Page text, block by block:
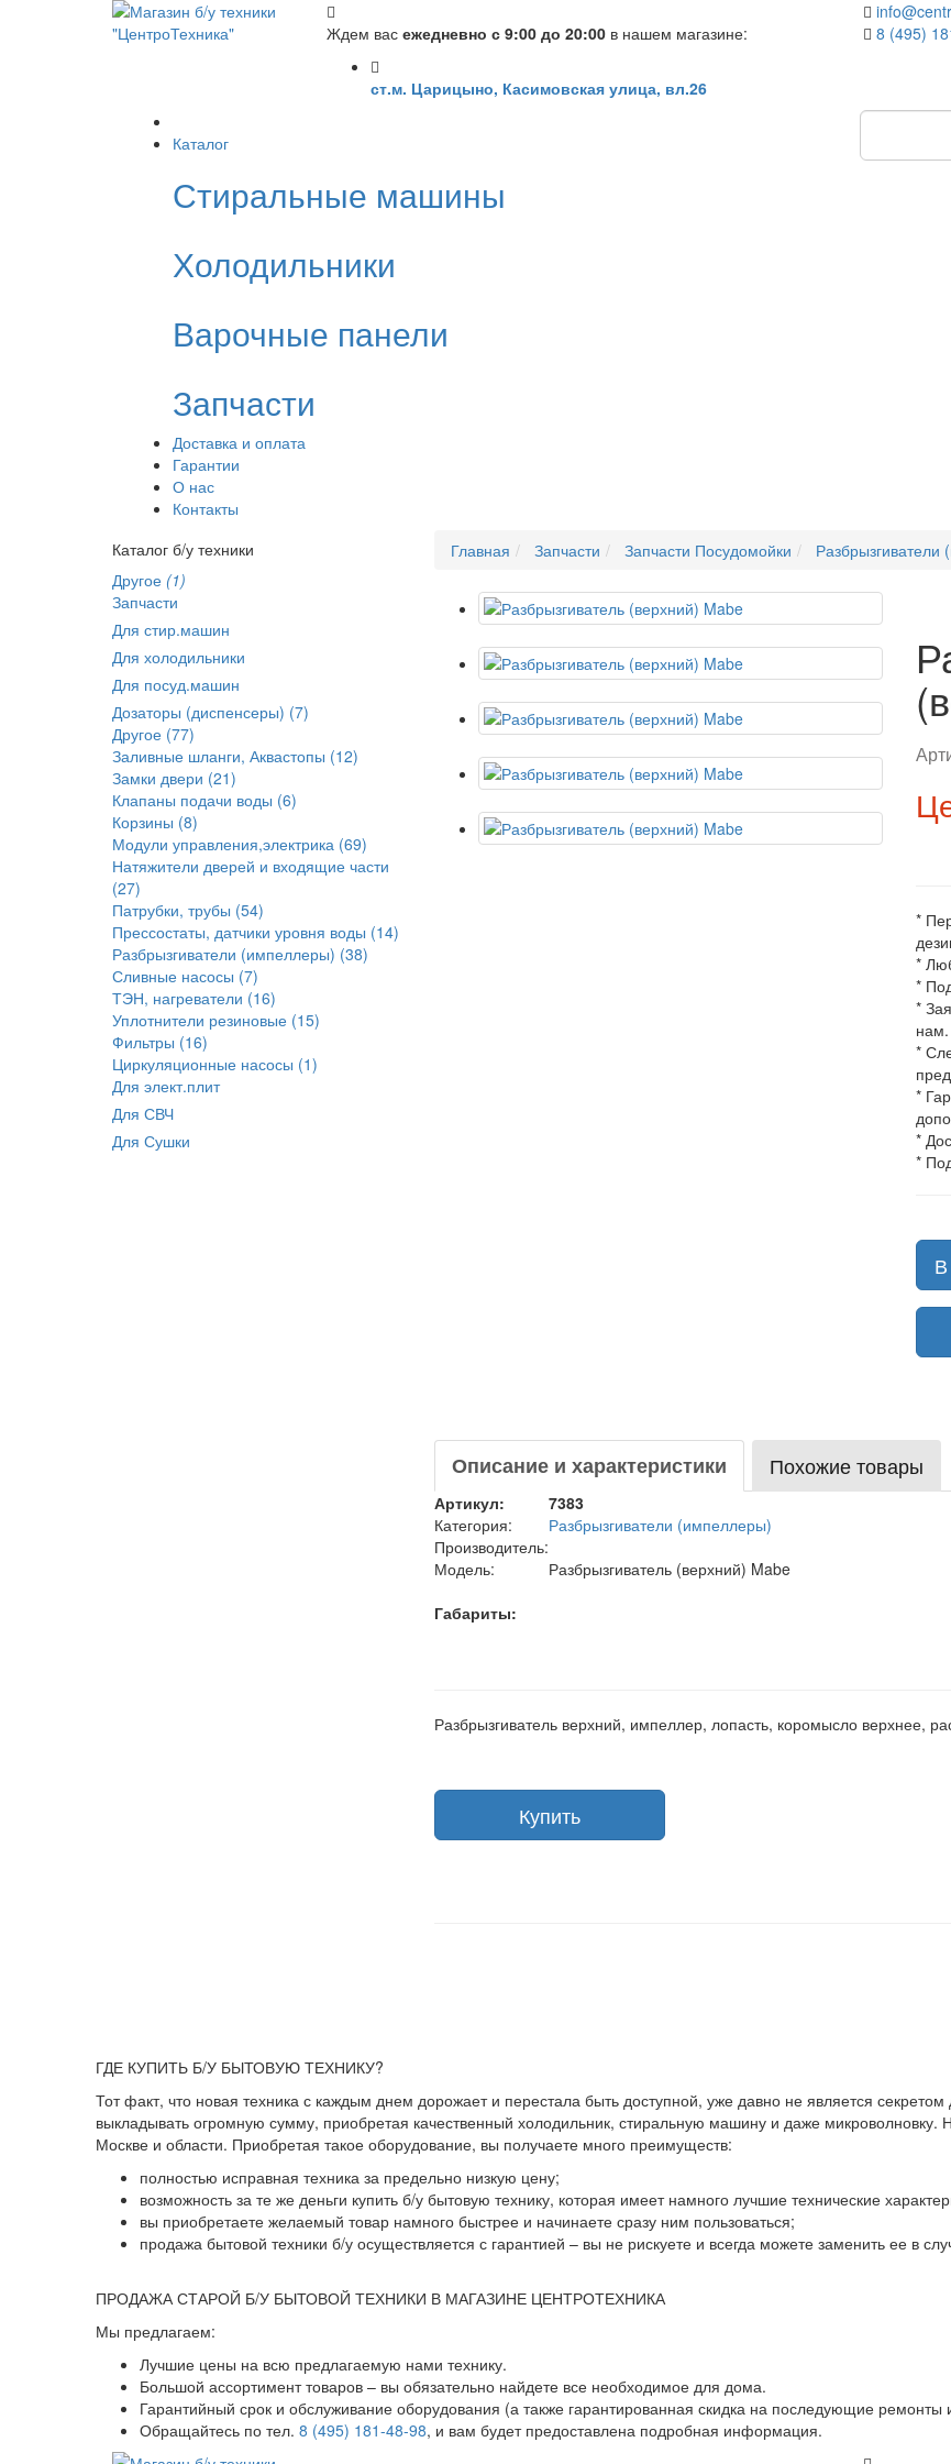
Ждем вас ежедневно с 9:00 до 20:00 в нашем магазине:
ст.м. Царицыно, Касимовская улица, вл.26
8 (495)
Каталог
Стиральные машины
Холодильники
Варочные панели
Запчасти
Доставка и оплата
Гарантии
О нас
Контакты
Каталог б/у техники
Другое (1)
Запчасти
Для стир.машин
Для холодильники
Для посуд.машин
Дозаторы (диспенсеры) (7)
Другое (77)
Заливные шланги, Аквастопы (12)
Замки двери (21)
Клапаны подачи воды (6)
Корзины (8)
Модули управления,электрика (69)
Натяжители дверей и входящие части
(27)
Патрубки, трубы (54)
Прессостаты, датчики уровня воды (14)
Разбрызгиватели (импеллеры) (38)
Сливные насосы (7)
ТЭН, нагреватели (16)
Уплотнители резиновые (15)
Фильтры (16)
Циркуляционные насосы (1)
Для элект.плит
Для СВЧ
Для Сушки
Главная Запчасти Запчасти Посудомойки
*
*
*
*
нам.
*
*
*
*
В
Описание и характеристики Похожие товары
Артикул:
7383
Категория:
Разбрызгиватели (импеллеры)
Производитель:
Модель:
Разбрызгиватель (верхний) Mabe
Габариты:
Разбрызгиватель верхний, импеллер, лопасть, коромысло верхнее,
ГДЕ КУПИТЬ Б/У БЫТОВУЮ ТЕХНИКУ?
Тот факт, что новая техника с каждым днем дорожает и перестала быть доступной, уже давно не является
выкладывать огромную сумму, приобретая качественный холодильник, стиральную машину и даже микроволновку.
Москве и области. Приобретая такое оборудование, вы получаете много преимуществ:
полностью исправная техника за предельно низкую цену;
возможность за те же деньги купить б/у бытовую технику, которая имеет намного лучшие технические
вы приобретаете желаемый товар намного быстрее и начинаете сразу ним пользоваться;
продажа бытовой техники б/у осуществляется с гарантией – вы не рискуете и всегда можете заменить ее в
ПРОДАЖА СТАРОЙ Б/У БЫТОВОЙ ТЕХНИКИ В МАГАЗИНЕ ЦЕНТРОТЕХНИКА
Мы предлагаем:
Лучшие цены на всю предлагаемую нами технику.
Большой ассортимент товаров – вы обязательно найдете все необходимое для дома.
Гарантийный срок и обслуживание оборудования (а также гарантированная скидка на последующие ремонты
Обращайтесь по тел. 8 (495) 181-48-98, и вам будет предоставлена подробная информация.